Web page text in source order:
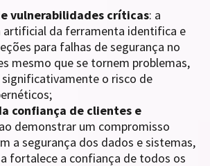
vulnerabilidades críticas: a
artificial da ferramenta identifica e
para falhas de segurança no
mesmo que se tornem problemas,
o risco de
confiança de clientes e
demonstrar um compromisso
a segurança dos dados e sistemas,
fortalece a confiança de todos os